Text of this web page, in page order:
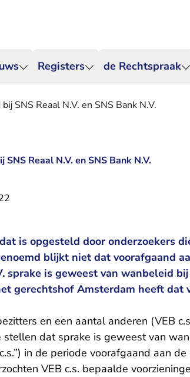
Registers de Rechtspraak
SNS Reaal N.V. en SNS Bank N.V.
Reaal N.V. en SNS Bank N.V.
is opgesteld door onderzoekers
blijkt niet dat voorafgaand
sprake is geweest van wanbeleid
gerechtshof Amsterdam heeft dat
en een aantal anderen (VEB
dat sprake is geweest van
c.s.”) in de periode voorafgaand aan
VEB c.s. bepaalde